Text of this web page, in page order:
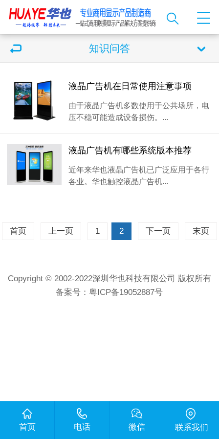
知识问答
液晶广告机在日常使用注意事项
由于液晶广告机多数使用于公共场所，电
压不稳可能造成设备损伤。...
液晶广告机有哪些系统版本推荐
近年来华也液晶广告机已广泛应用于各行
各业。华也触控液晶广告机...
首页 上一页 1 2 下一页 末页
Copyright © 2002-2022深圳华也科技有限公司 版权所有
备案号：粤ICP备19052887号
首页 电话 微信 联系我们